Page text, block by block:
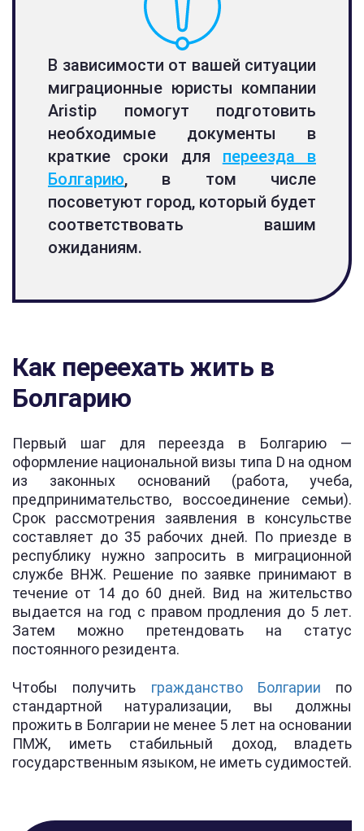
В зависимости от вашей ситуации
миграционные юристы компании
Aristip помогут подготовить
необходимые документы в
краткие сроки для переезда в
Болгарию, в том числе
посоветуют город, который будет
соответствовать вашим
ожиданиям.
Как переехать жить в
Болгарию
Первый шаг для переезда в Болгарию —
оформление национальной визы типа D на одном
из законных оснований (работа, учеба,
предпринимательство, воссоединение семьи).
Срок рассмотрения заявления в консульстве
составляет до 35 рабочих дней. По приезде в
республику нужно запросить в миграционной
службе ВНЖ. Решение по заявке принимают в
течение от 14 до 60 дней. Вид на жительство
выдается на год с правом продления до 5 лет.
Затем можно претендовать на статус
постоянного резидента.
Чтобы получить гражданство Болгарии по
стандартной натурализации, вы должны
прожить в Болгарии не менее 5 лет на основании
ПМЖ, иметь стабильный доход, владеть
государственным языком, не иметь судимостей.